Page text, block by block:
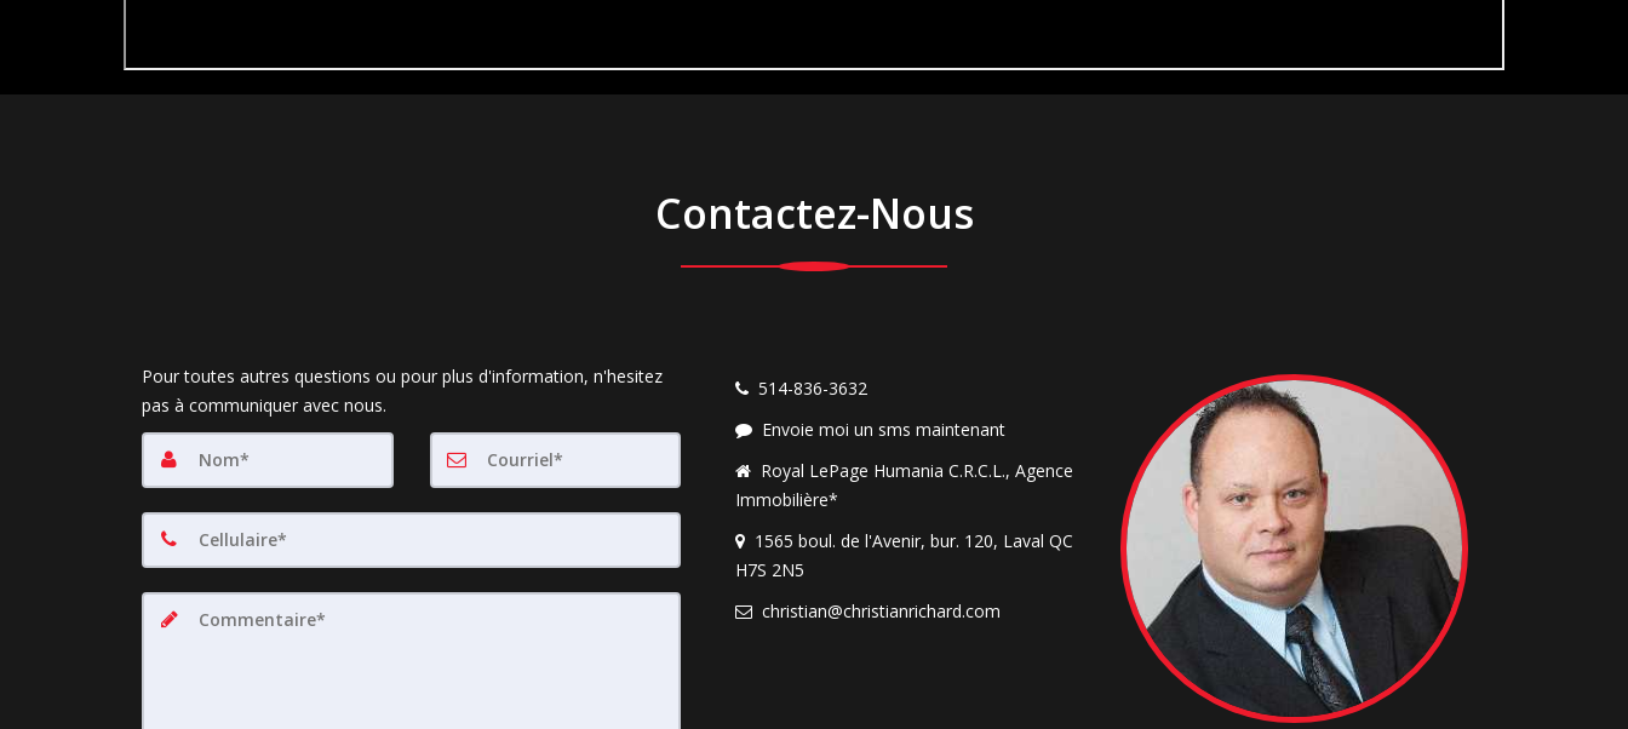
Contactez-Nous
Pour toutes autres questions ou pour plus d'information, n'hesitez
pas à communiquer avec nous.
514-836-3632
Envoie moi un sms maintenant
Royal LePage Humania C.R.C.L., Agence
Immobilière*
1565 boul. de l'Avenir, bur. 120, Laval QC
H7S 2N5
christian@christianrichard.com